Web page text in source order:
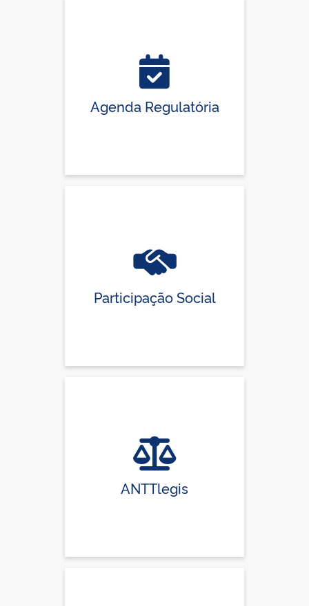
Agenda Regulatória
Participação Social
ANTTlegis